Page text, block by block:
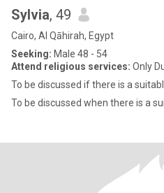
Sylvia, 49
Cairo, Al Qāhirah, Egypt
Seeking: Male 48 - 54
Attend religious services: Only
To be discussed if there is a
To be discussed when there is a